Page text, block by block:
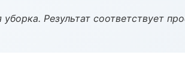
Результат соответствует